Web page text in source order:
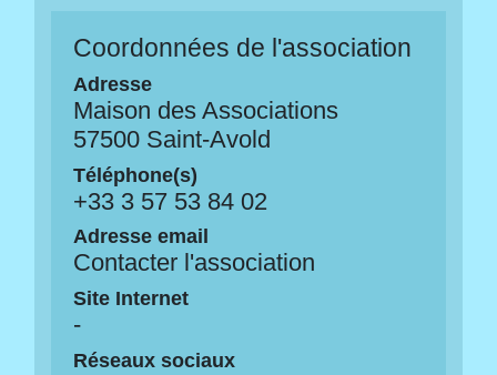
Coordonnées de l'association
Adresse
Maison des Associations
57500 Saint-Avold
Téléphone(s)
+33 3 57 53 84 02
Adresse email
Contacter l'association
Site Internet
-
Réseaux sociaux